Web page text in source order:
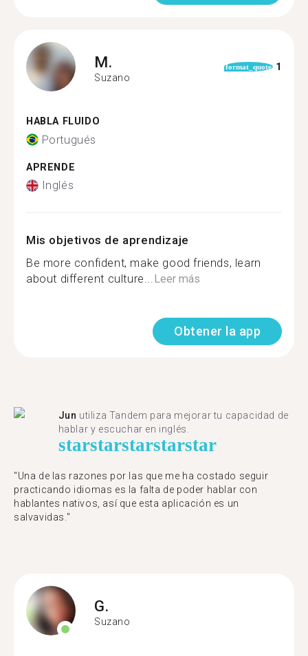
M.
Suzano
format_quote 1
HABLA FLUIDO
Portugués
APRENDE
Inglés
Mis objetivos de aprendizaje
Be more confident, make good friends, learn
about different culture...Leer más
Obtener la app
Jun utiliza Tandem para mejorar tu capacidad de
hablar y escuchar en inglés.
starstarstarstarstar
"Una de las razones por las que me ha costado seguir
practicando idiomas es la falta de poder hablar con
hablantes nativos, así que esta aplicación es un
salvavidas."
G.
Suzano